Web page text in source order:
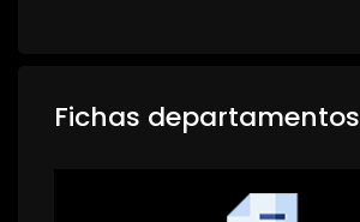
Fichas departamentos